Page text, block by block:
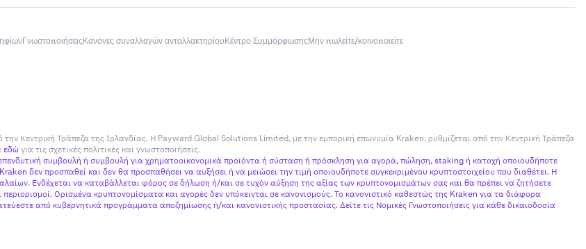
προτεραιότητα στην
Προέρχεται από υποκείμενα
εγγενή βιβλία
Εγγενές
ΓνωστοποιήσειςΚανόνες συναλλαγών ανταλλακτηρίουΚέντρο ΣυμμόρφωσηςΜην πωλείτε/κοινοποιείτε
Κεντρική Τράπεζα της Ιρλανδίας. Η Payward Global Solutions Limited, με την εμπορική επωνυμία Kraken, ρυθμίζεται από την Κεντρική Τράπεζα
εδώγια τις σχετικές πολιτικές και γνωστοποιήσεις.
συμβουλή ή συμβουλή για χρηματοοικονομικά προϊόντα ή σύσταση ή πρόσκληση για αγορά, πώληση, staking ή κατοχή οποιουδήποτε
δεν προσπαθεί και δεν θα προσπαθήσει να αυξήσει ή να μειώσει την τιμή οποιουδήποτε συγκεκριμένου κρυπτοστοιχείου που διαθέτει. Η
Ενδέχεται να καταβάλλεται φόρος σε δήλωση ή/και σε τυχόν αύξηση της αξίας των κρυπτονομισμάτων σας και θα πρέπει να ζητήσετε
Ορισμένα κρυπτονομίσματα και αγορές δεν υπόκεινται σε κανονισμούς. Το κανονιστικό καθεστώς της Kraken για τα διάφορα
από κυβερνητικά προγράμματα αποζημίωσης ή/και κανονιστικής προστασίας. Δείτε τις Νομικές Γνωστοποιήσεις για κάθε δικαιοδοσία